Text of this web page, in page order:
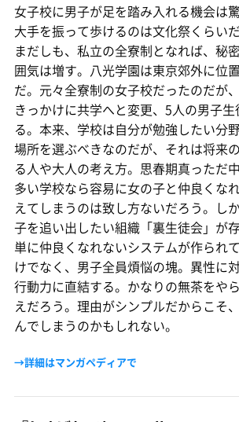
女子校に男子が足を踏み入れる機会は
大手を振って歩けるのは文化祭くらい
まだしも、私立の全寮制となれば、秘
囲気は増す。八光学園は東京郊外に位
だ。元々全寮制の女子校だったのだが
きっかけに共学へと変更、5人の男子生
る。本来、学校は自分が勉強したい分
場所を選ぶべきなのだが、それは将来
る人や大人の考え方。思春期真っただ
多い学校なら容易に女の子と仲良くな
えてしまうのは致し方ないだろう。し
子を追い出したい組織「裏生徒会」が
単に仲良くなれないシステムが作られ
けでなく、男子全員煩悩の塊。異性に
行動力に直結する。かなりの無茶をや
えだろう。理由がシンプルだからこそ
んでしまうのかもしれない。
→詳細はマンガペディアで